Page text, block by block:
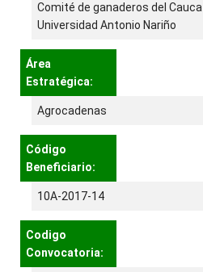
Comité de ganaderos del Cauca
Universidad Antonio Nariño
Área
Estratégica:
Agrocadenas
Código
Beneficiario:
10A-2017-14
Codigo
Convocatoria: